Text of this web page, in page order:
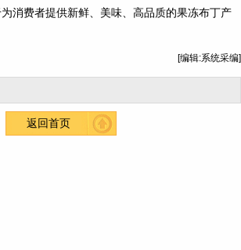
消费者提供新鲜、美味、高品质的果冻布丁产
[编辑:系统采编]
返回首页